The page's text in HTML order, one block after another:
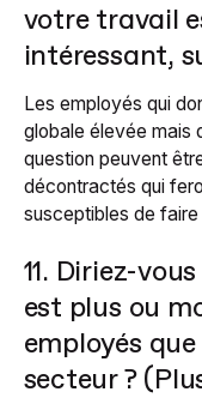
votre travail
intéressant,
Les employés qui
globale élevée mais
question peuvent
décontractés qui
susceptibles de
11. Diriez-
est plus ou
employés
secteur ?